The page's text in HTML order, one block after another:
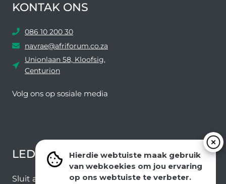
Hierdie webtuiste maak gebruik
van webkoekies om jou ervaring
op ons webtuiste te verbeter.
KONTAK ONS
086 10 200 30
navrae@afriforum.co.za
Unionlaan 58, Kloofsig,
Centurion
Volg ons ​​op sosiale media
LEDEVOORDELE NUUSBRIEF
Sluit aan by ons e-poslys om die nuutste nuus en